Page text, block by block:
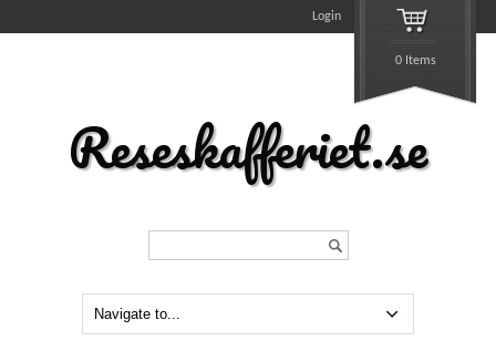
Login
0 Items
Reseskafferiet.se